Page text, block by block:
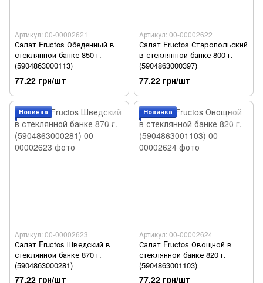
Артикул: 00-00002621
Салат Fructos Обеденный в
стеклянной банке 850 г.
(5904863000113)
77.22 грн/шт
Артикул: 00-00002622
Салат Fructos Старопольский
в стеклянной банке 800 г.
(5904863000397)
77.22 грн/шт
Новинка
Артикул: 00-00002623
Салат Fructos Шведский в
стеклянной банке 870 г.
(5904863000281)
77.22 грн/шт
Новинка
Артикул: 00-00002624
Салат Fructos Овощной в
стеклянной банке 820 г.
(5904863001103)
77.22 грн/шт